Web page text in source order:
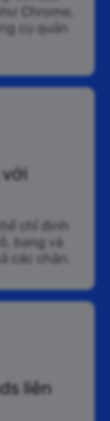
Chrome,
cụ quản
chỉ định
bang và
các chặn.
liên